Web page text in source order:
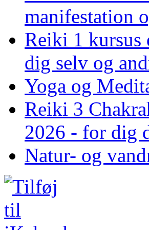
manifestation
Reiki 1 kursus
dig selv og
Yoga og
Reiki 3
2026 - for dig
Natur- og